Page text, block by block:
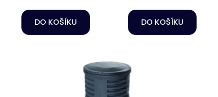
DO KOŠÍKU DO KOŠÍKU